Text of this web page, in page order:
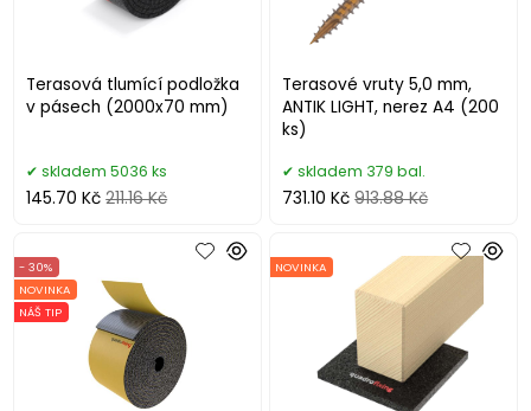
Terasová tlumící podložka
v pásech (2000x70 mm)
skladem 5036 ks
145.70 Kč 211.16 Kč
Terasové vruty 5,0 mm,
ANTIK LIGHT, nerez A4 (200
ks)
skladem 379 bal.
731.10 Kč 913.88 Kč
- 30%
NOVINKA
NÁŠ TIP
NOVINKA